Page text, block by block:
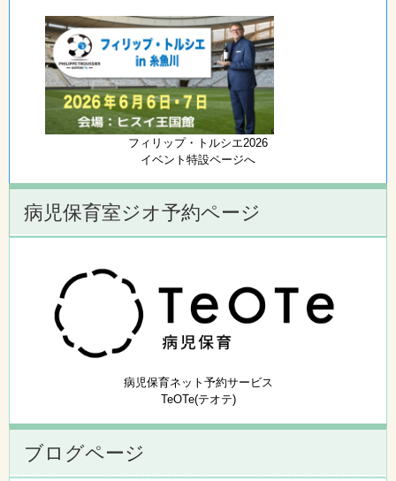
フィリップ・トルシエ2026
イベント特設ページへ
病児保育室ジオ予約ページ
病児保育ネット予約サービス
TeOTe(テオテ)
ブログページ